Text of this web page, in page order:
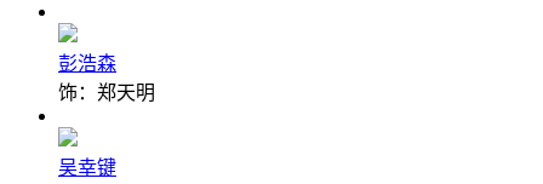
彭浩森
饰：郑天明
吴幸键